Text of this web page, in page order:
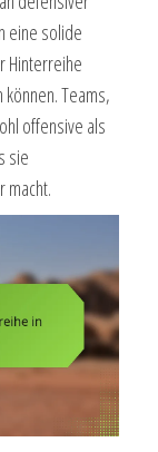
eine solide
Hinterreihe
Teams,
offensive als
sie
macht.